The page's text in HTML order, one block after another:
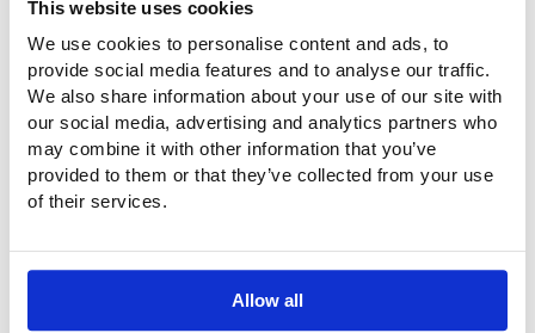
This website uses cookies
We use cookies to personalise content and ads, to
provide social media features and to analyse our traffic.
We also share information about your use of our site with
our social media, advertising and analytics partners who
may combine it with other information that you’ve
provided to them or that they’ve collected from your use
of their services.
Allow all
Localisation